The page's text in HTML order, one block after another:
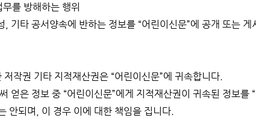
를 방해하는 행위
기타 공서양속에 반하는 정보를 “어린이신문”에 공개 또는 게
작권 기타 지적재산권은 “어린이신문”에 귀속합니다.
얻은 정보 중 “어린이신문”에게 지적재산권이 귀속된 정보
안되며, 이 경우 이에 대한 책임을 집니다.